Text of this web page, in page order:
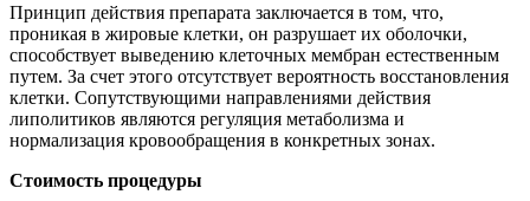
Принцип действия препарата заключается в том, что,
проникая в жировые клетки, он разрушает их оболочки,
способствует выведению клеточных мембран естественным
путем. За счет этого отсутствует вероятность восстановления
клетки. Сопутствующими направлениями действия
липолитиков являются регуляция метаболизма и
нормализация кровообращения в конкретных зонах.
Стоимость процедуры